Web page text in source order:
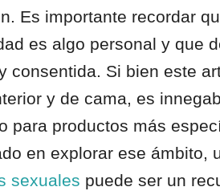
Es importante recordar
es algo personal y que
consentida. Si bien este
y de cama, es
para productos más
en explorar ese ámbito,
sexuales puede ser un